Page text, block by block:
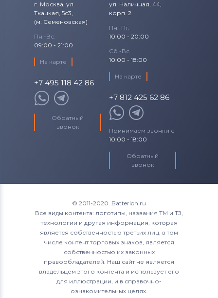
г. Москва, ул.
Ткацкая, 5с3,
(м. Семеновская)
Пн.-Вс.
09:00 - 21:00
На карте
+7 495 118 42 86
Обратный
звонок
ул. Наличная, 44,
корп. 2
Пн.-Пт.
10:00 - 20:00
Сб.-Вс.
10:00 - 18:00
На карте
+7 812 425 62 86
Принимаем звонки с
10:00 - 18:00
Обратный
звонок
© 2011-2020. Batterion.ru
Все виды контента: логотипы, названия ТМ и ТЗ,
технологии и другая информация, которая
является собственностью третьих лиц, в том
числе контент торговых знаков, является
собственностью их законных
правообладателей. Наш сайт не является
владельцем этого контента и использует его
для иллюстрации, и в справочно-
ознакомительных целях.